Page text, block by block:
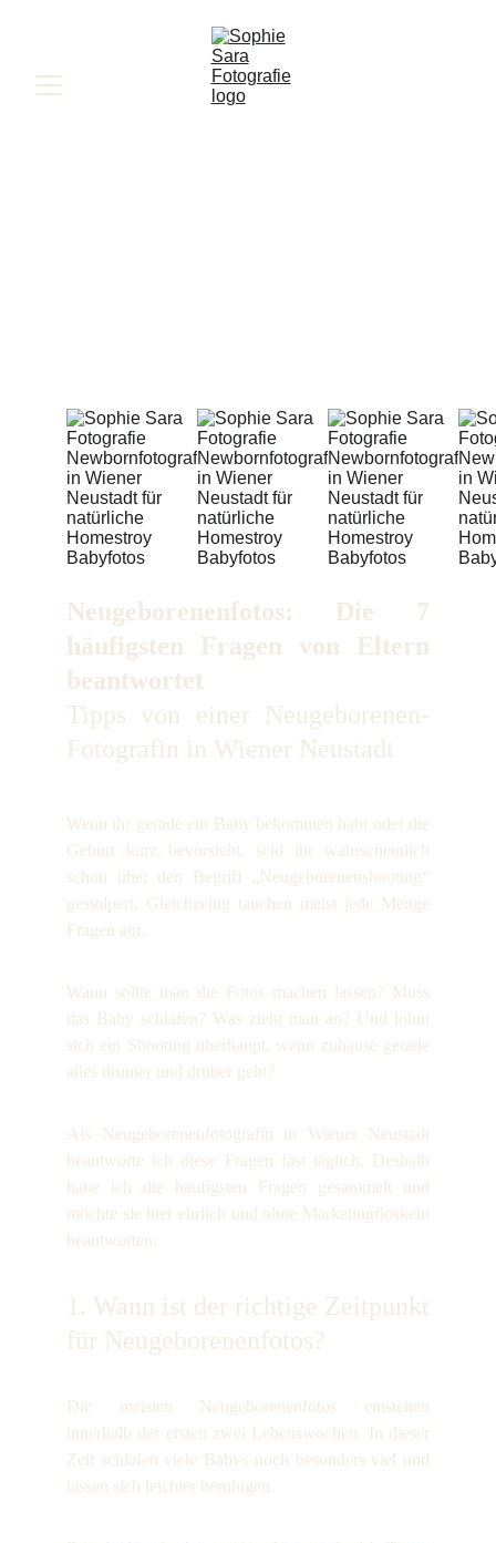
Neugeborenenfotos: Die 7
häufigsten Fragen von Eltern
beantwortet
Tipps von einer Neugeborenen-
Fotografin in Wiener Neustadt
Wenn ihr gerade ein Baby bekommen habt oder die
Geburt kurz bevorsteht, seid ihr wahrscheinlich
schon über den Begriff „Neugeborenenshooting“
gestolpert. Gleichzeitig tauchen meist jede Menge
Fragen auf.
Wann sollte man die Fotos machen lassen? Muss
das Baby schlafen? Was zieht man an? Und lohnt
sich ein Shooting überhaupt, wenn zuhause gerade
alles drunter und drüber geht?
Als Neugeborenenfotografin in Wiener Neustadt
beantworte ich diese Fragen fast täglich. Deshalb
habe ich die häufigsten Fragen gesammelt und
möchte sie hier ehrlich und ohne Marketingfloskeln
beantworten.
1. Wann ist der richtige Zeitpunkt
für Neugeborenenfotos?
Die meisten Neugeborenenfotos entstehen
innerhalb der ersten zwei Lebenswochen. In dieser
Zeit schlafen viele Babys noch besonders viel und
lassen sich leichter beruhigen.